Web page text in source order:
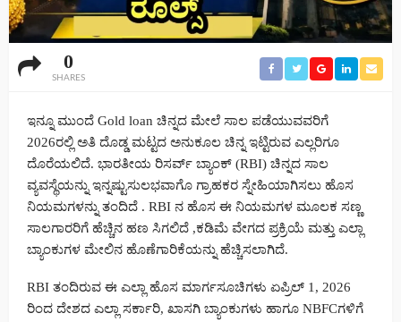
0
SHARES
ಇನ್ನೂ ಮುಂದೆ Gold loan ಚಿನ್ನದ ಮೇಲೆ ಸಾಲ ಪಡೆಯುವವರಿಗೆ
2026ರಲ್ಲಿ ಅತಿ ದೊಡ್ಡ ಮಟ್ಟದ ಅನುಕೂಲ ಚಿನ್ನ ಇಟ್ಟಿರುವ ಎಲ್ಲರಿಗೂ
ದೊರೆಯಲಿದೆ. ಭಾರತೀಯ ರಿಸರ್ವ್ ಬ್ಯಾಂಕ್ (RBI) ಚಿನ್ನದ ಸಾಲ
ವ್ಯವಸ್ಥೆಯನ್ನು ಇನ್ನಷ್ಟುಸುಲಭವಾಗೊ ಗ್ರಾಹಕರ ಸ್ನೇಹಿಯಾಗಿಸಲು ಹೊಸ
ನಿಯಮಗಳನ್ನು ತಂದಿದೆ . RBI ನ ಹೊಸ ಈ ನಿಯಮಗಳ ಮೂಲಕ ಸಣ್ಣ
ಸಾಲಗಾರರಿಗೆ ಹೆಚ್ಚಿನ ಹಣ ಸಿಗಲಿದೆ ,ಕಡಿಮೆ ವೇಗದ ಪ್ರಕ್ರಿಯೆ ಮತ್ತು ಎಲ್ಲಾ
ಬ್ಯಾಂಕುಗಳ ಮೇಲಿನ ಹೊಣೆಗಾರಿಕೆಯನ್ನು ಹೆಚ್ಚಿಸಲಾಗಿದೆ.
RBI ತಂದಿರುವ ಈ ಎಲ್ಲಾ ಹೊಸ ಮಾರ್ಗಸೂಚಿಗಳು ಏಪ್ರಿಲ್ 1, 2026
ರಿಂದ ದೇಶದ ಎಲ್ಲಾ ಸರ್ಕಾರಿ, ಖಾಸಗಿ ಬ್ಯಾಂಕುಗಳು ಹಾಗೂ NBFCಗಳಿಗೆ